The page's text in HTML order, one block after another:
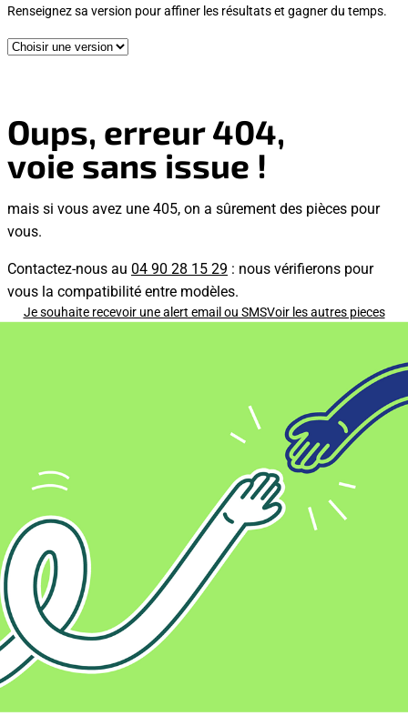
Renseignez sa version pour affiner les résultats et gagner du temps.
Oups, erreur 404,
voie sans issue !
mais si vous avez une 405, on a sûrement des pièces pour
vous.
Contactez-nous au 04 90 28 15 29 : nous vérifierons pour
vous la compatibilité entre modèles.
Je souhaite recevoir une alert email ou SMSVoir les autres pieces